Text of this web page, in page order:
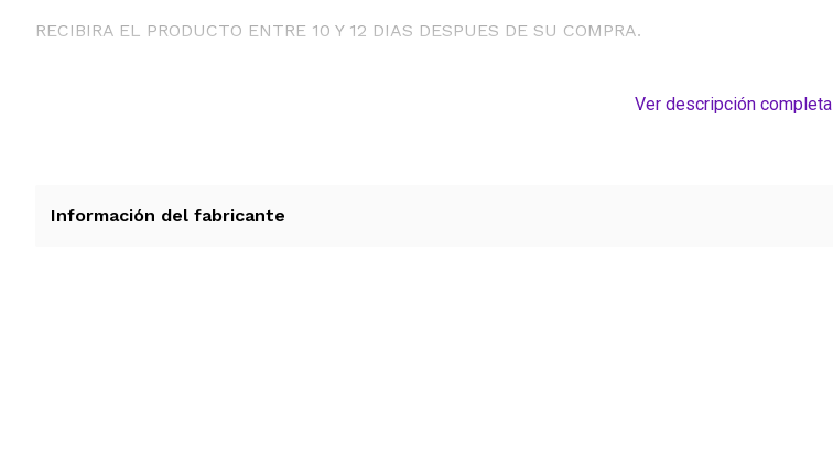
RECIBIRA EL PRODUCTO ENTRE 10 Y 12 DIAS DESPUES DE SU COMPRA.
Ver descripción completa
Información del fabricante